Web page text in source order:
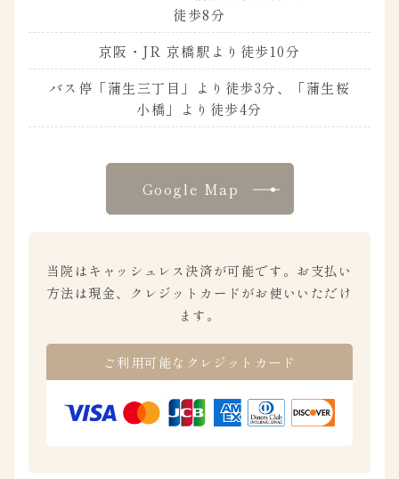
徒歩8分
京阪・JR 京橋駅より徒歩10分
バス停「蒲生三丁目」より徒歩3分、「蒲生桜
小橋」より徒歩4分
Google Map
当院はキャッシュレス決済が可能です。 お支払い
方法は現金、クレジットカードがお使いいただけ
ます。
ご利用可能なクレジットカード